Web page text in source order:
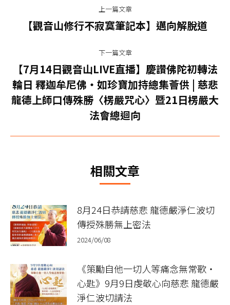
航
上一篇文章
上
篇
文
章：
【觀音山修行不寂寞筆記本】邁向解脫道
下一篇文章
下
一
篇
文
【7月14日觀音山LIVE直播】慶讚佛陀初轉法
輪日 釋迦牟尼佛‧如珍寶加持總集薈供 | 慈悲
龍德上師口傳殊勝〈楞嚴咒心〉暨21日楞嚴大
法會總迴向
相關文章
8月24日恭請慈悲 龍德嚴淨仁波切
傳授殊勝無上密法
2024/06/08
《策勵自他一切人等痛念無常歌‧
心匙》9月9日虔敬心向慈悲 龍德嚴
淨仁波切請法